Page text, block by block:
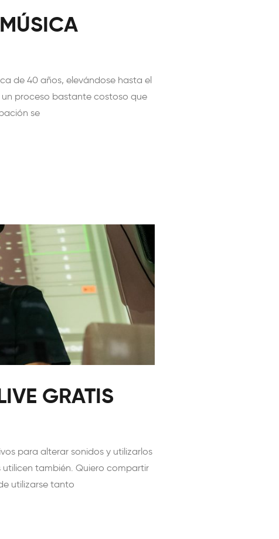
de 40 años, elevándose hasta el
proceso bastante costoso que
se
GRATIS
para alterar sonidos y utilizarlos
también. Quiero compartir
utilizarse tanto